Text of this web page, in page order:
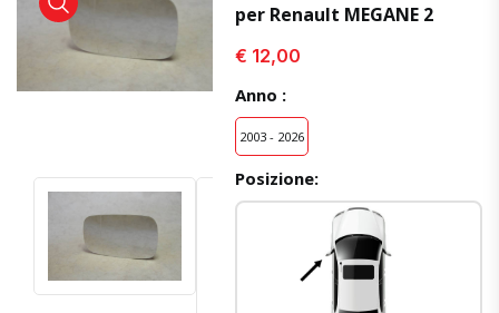
visualizza prodotto visualizza prodotto
per Renault MEGANE 2
€ 12,00
Anno :
2003 - 2026
Posizione: